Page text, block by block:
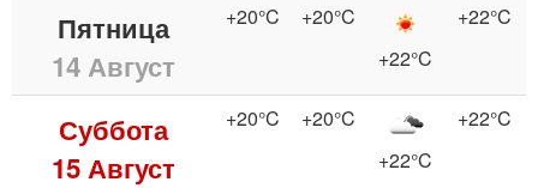
Пятница
14 Август
+20°C
+20°C
+22°C
+22°C
Суббота
15 Август
+20°C
+20°C
+22°C
+22°C